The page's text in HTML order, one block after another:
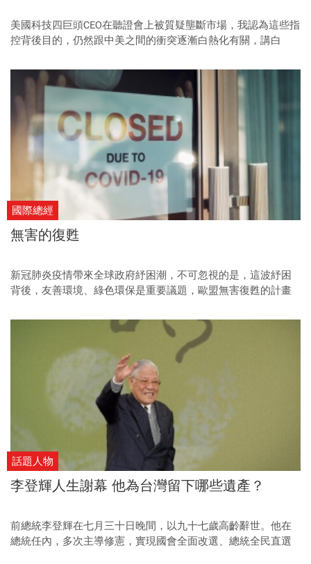
美國科技四巨頭CEO在聽證會上被質疑壟斷市場，我認為這些指
控背後目的，仍然跟中美之間的衝突逐漸白熱化有關，講白
國際總經
無害的復甦
新冠肺炎疫情帶來全球政府紓困潮，不可忽視的是，這波紓困
背後，友善環境、綠色環保是重要議題，歐盟無害復甦的計畫
話題人物
李登輝人生謝幕 他為台灣留下哪些遺產？
前總統李登輝在七月三十日晚間，以九十七歲高齡辭世。他在
總統任內，多次主導修憲，實現國會全面改選、總統全民直選